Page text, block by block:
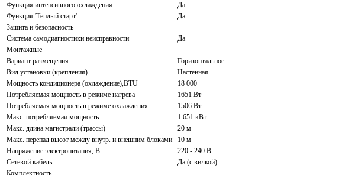
Функция интенсивного охлаждения
Да
Функция 'Теплый старт'
Да
Защита и безопасность
Система самодиагностики неисправности
Да
Монтажные
Вариант размещения
Горизонтальное
Вид установки (крепления)
Настенная
Мощность кондиционера (охлаждение),BTU
18 000
Потребляемая мощность в режиме нагрева
1651 Вт
Потребляемая мощность в режиме охлаждения
1506 Вт
Макс. потребляемая мощность
1.651 кВт
Макс. длина магистрали (трассы)
20 м
Макс. перепад высот между внутр. и внешним блоками
10 м
Напряжение электропитания, В
220 - 240 В
Сетевой кабель
Да (с вилкой)